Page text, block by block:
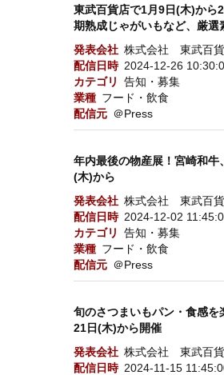
東武百貨店で1月9日(木)から
期熟成じゃがいもなど、厳選
発表会社 株式会社 東武百
配信日時 2024-12-26
カテゴリ
告知・募集
業種 フード・飲食
配信元 ＠Press
年内最後の物産展！宮崎和
(木)から
発表会社 株式会社 東武百
配信日時 2024-12-02
カテゴリ
告知・募集
業種 フード・飲食
配信元 ＠Press
旬のさつまいもパン・食感
21日(木)から開催
発表会社 株式会社 東武百
配信日時 2024-11-15